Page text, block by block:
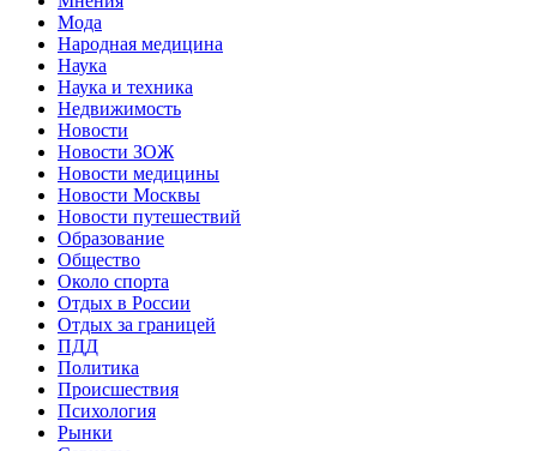
Мода
Народная медицина
Наука
Наука и техника
Недвижимость
Новости
Новости ЗОЖ
Новости медицины
Новости Москвы
Новости путешествий
Образование
Общество
Около спорта
Отдых в России
Отдых за границей
ПДД
Политика
Происшествия
Психология
Рынки